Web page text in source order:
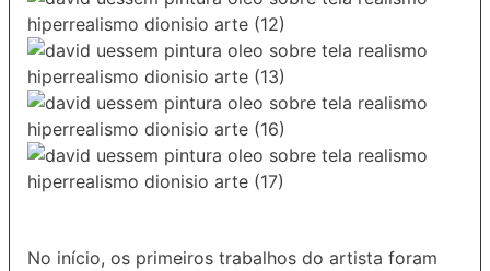
No início, os primeiros trabalhos do artista foram